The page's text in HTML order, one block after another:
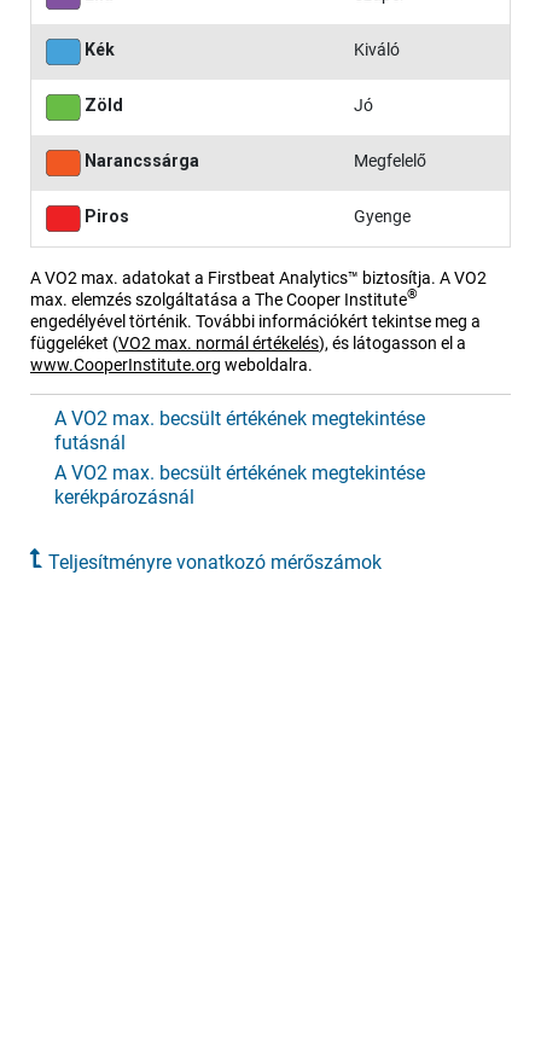
Kék Kiváló
Zöld Jó
Narancssárga Megfelelő
Piros Gyenge
A VO2 max. adatokat a Firstbeat Analytics™ biztosítja. A VO2
max. elemzés szolgáltatása a The Cooper Institute®
engedélyével történik. További információkért tekintse meg a
függeléket (VO2 max. normál értékelés), és látogasson el a
www.CooperInstitute.org weboldalra.
A VO2 max. becsült értékének megtekintése
futásnál
A VO2 max. becsült értékének megtekintése
kerékpározásnál
Teljesítményre vonatkozó mérőszámok